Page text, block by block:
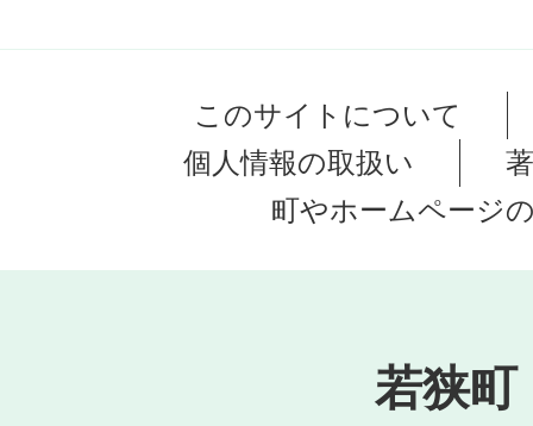
このサイトについて
個人情報の取扱い
町やホームページ
若狭町